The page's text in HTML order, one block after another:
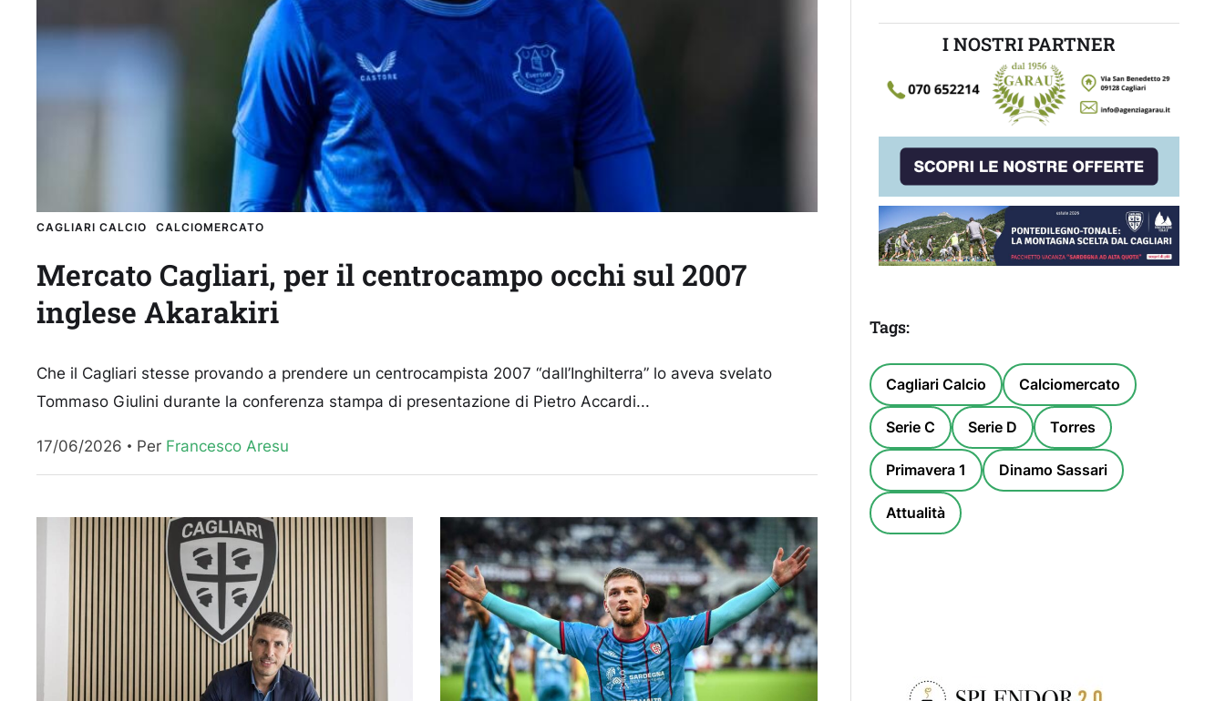
CAGLIARI CALCIO CALCIOMERCATO
Mercato Cagliari, per il centrocampo occhi sul 2007
inglese Akarakiri
Che il Cagliari stesse provando a prendere un centrocampista 2007 “dall’Inghilterra” lo aveva svelato
Tommaso Giulini durante la conferenza stampa di presentazione di Pietro Accardi...
17/06/2026 Per Francesco Aresu
I NOSTRI PARTNER
Tags:
Cagliari Calcio Calciomercato
Serie C Serie D Torres
Primavera 1 Dinamo Sassari
Attualità